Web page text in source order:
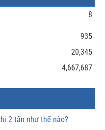
8
935
20,345
4,667,687
2 tấn như thế nào?